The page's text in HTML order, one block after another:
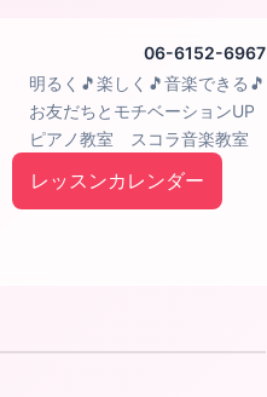
06-6152-6967
明るく🎵楽しく🎵音楽できる🎵
お友だちとモチベーションUP
ピアノ教室 スコラ音楽教室
レッスンカレンダー